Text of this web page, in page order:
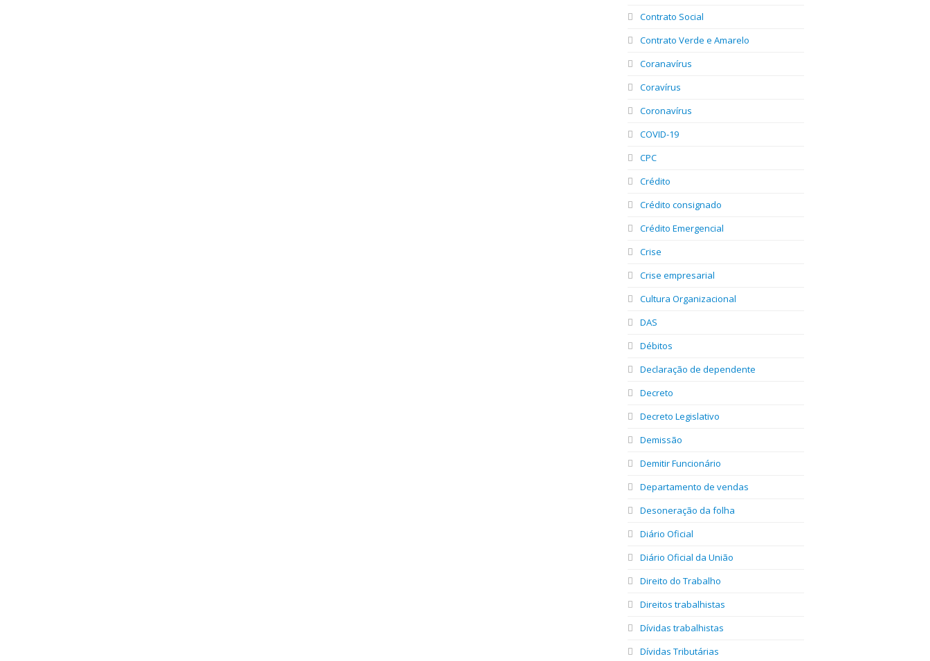
Contrato Social
Contrato Verde e Amarelo
Coranavírus
Coravírus
Coronavírus
COVID-19
CPC
Crédito
Crédito consignado
Crédito Emergencial
Crise
Crise empresarial
Cultura Organizacional
DAS
Débitos
Declaração de dependente
Decreto
Decreto Legislativo
Demissão
Demitir Funcionário
Departamento de vendas
Desoneração da folha
Diário Oficial
Diário Oficial da União
Direito do Trabalho
Direitos trabalhistas
Dívidas trabalhistas
Dívidas Tributárias